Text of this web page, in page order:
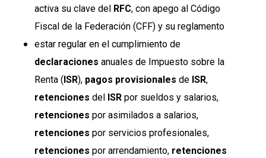
activa su clave del RFC, con apego al Código
Fiscal de la Federación (CFF) y su reglamento
estar regular en el cumplimiento de
declaraciones anuales de Impuesto sobre la
Renta (ISR), pagos provisionales de ISR,
retenciones del ISRpor sueldos y salarios,
retenciones por asimilados a salarios,
retenciones por servicios profesionales,
retenciones por arrendamiento, retenciones